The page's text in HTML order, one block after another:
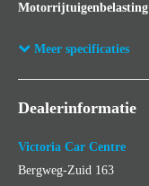
Motorrijtuigenbelasting
Aantal sleutels
Locatie
Meer specificaties
Dealerinformatie
Victoria Car Centre
Bergweg-Zuid 163